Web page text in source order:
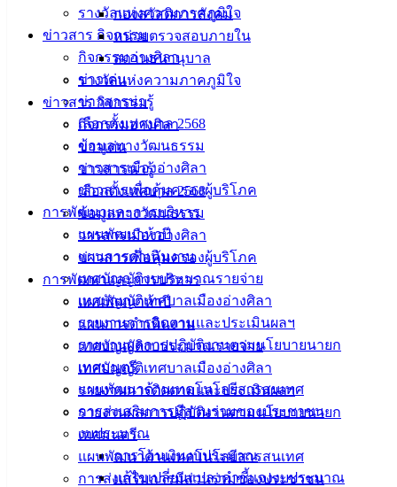
รางวัลแห่งความภาคภูมิใจ
ข่าวสาร กิจกรรม
กิจกรรมอ่างศิลา
ข่าวเด่น
ข่าวสารน่ารู้
เลือกตั้งเทศบาล 2568
ข้อมูลทางวัฒนธรรม
วารสารเมืองอ่างศิลา
ข่าวสารเพื่อคุ้มครองผู้บริโภค
การพัฒนาและการบริหาร
แผนพัฒนาห้าปี
แผนการดำเนินงาน
เทศบัญญัติงบประมาณรายจ่าย
เทศบัญญัติเทศบาลเมืองอ่างศิลา
รายงานการติดตามและประเมินผลฯ
รายงานผลการปฏิบัติงานตามนโยบายนายก
เทศมนตรี
แผนพัฒนาด้านเทคโนโลยีสารสนเทศ
การส่งเสริมการมีส่วนร่วมของประชาชน
งบประมาณ
การโอนเงินงบประมาณ
แก้ไขเปลี่ยนแปลงคำชี้แจงงบประมาณ
กองสวัสดิการสังคม
หน่วยตรวจสอบภายใน
สถานธนานุบาล
รางวัลแห่งความภาคภูมิใจ
ข่าวสาร กิจกรรม
กิจกรรมอ่างศิลา
ข่าวเด่น
ข่าวสารน่ารู้
เลือกตั้งเทศบาล 2568
ข้อมูลทางวัฒนธรรม
วารสารเมืองอ่างศิลา
ข่าวสารเพื่อคุ้มครองผู้บริโภค
การพัฒนาและการบริหาร
แผนพัฒนาห้าปี
แผนการดำเนินงาน
เทศบัญญัติงบประมาณรายจ่าย
เทศบัญญัติเทศบาลเมืองอ่างศิลา
รายงานการติดตามและประเมินผลฯ
รายงานผลการปฏิบัติงานตามนโยบายนายก
เทศมนตรี
แผนพัฒนาด้านเทคโนโลยีสารสนเทศ
การส่งเสริมการมีส่วนร่วมของประชาชน
อ.เมือง จ.ชลบุรี
20000
142-100-104
บริการ
ประชาชน
ดาวน์โหลด
แบบ
ฟอร์ม,
เอกสาร
คู่มือ
สำหรับ
ประชาชน/
คู่มือการ
ปฏิบัติ
งาน
ข่าวสาร
น่ารู้
ศุนย์